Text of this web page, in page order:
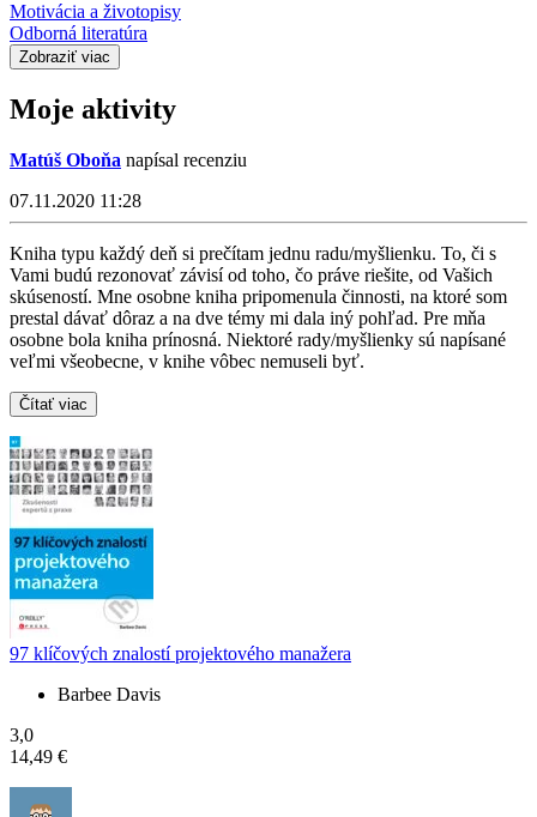
Motivácia a životopisy
Odborná literatúra
Zobraziť viac
Moje aktivity
Matúš Oboňa napísal recenziu
07.11.2020 11:28
Kniha typu každý deň si prečítam jednu radu/myšlienku. To, či s
Vami budú rezonovať závisí od toho, čo práve riešite, od Vašich
skúseností. Mne osobne kniha pripomenula činnosti, na ktoré som
prestal dávať dôraz a na dve témy mi dala iný pohľad. Pre mňa
osobne bola kniha prínosná. Niektoré rady/myšlienky sú napísané
veľmi všeobecne, v knihe vôbec nemuseli byť.
Čítať viac
97 klíčových znalostí projektového manažera
Barbee Davis
3,0
14,49 €